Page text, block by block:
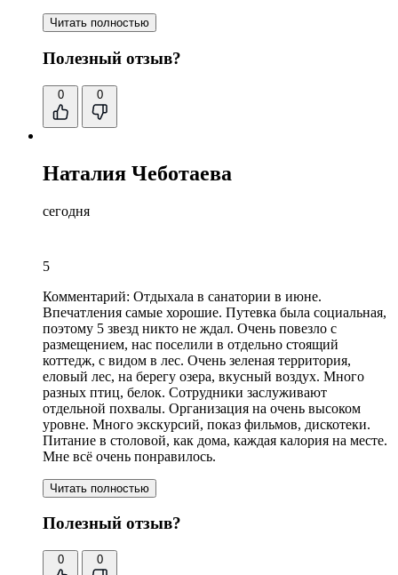
Читать полностью
Полезный отзыв?
0 0
Наталия Чеботаева
сегодня
5
Комментарий: Отдыхала в санатории в июне.
Впечатления самые хорошие. Путевка была социальная,
поэтому 5 звезд никто не ждал. Очень повезло с
размещением, нас поселили в отдельно стоящий
коттедж, с видом в лес. Очень зеленая территория,
еловый лес, на берегу озера, вкусный воздух. Много
разных птиц, белок. Сотрудники заслуживают
отдельной похвалы. Организация на очень высоком
уровне. Много экскурсий, показ фильмов, дискотеки.
Питание в столовой, как дома, каждая калория на месте.
Мне всё очень понравилось.
Читать полностью
Полезный отзыв?
0 0